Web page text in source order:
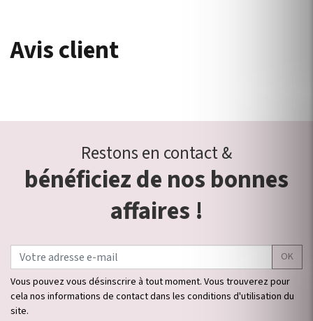
Avis client
Restons en contact &
bénéficiez de nos bonnes
affaires !
OK
Vous pouvez vous désinscrire à tout moment. Vous trouverez pour
cela nos informations de contact dans les conditions d'utilisation du
site.